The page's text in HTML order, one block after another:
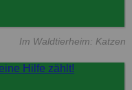
Im Waldtierheim: Katzen